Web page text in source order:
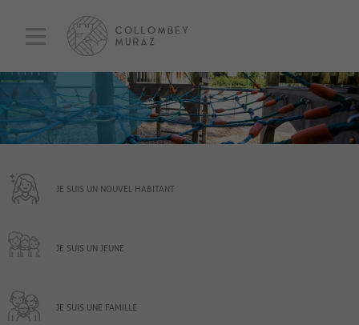
JE SUIS UN NOUVEL HABITANT
JE SUIS UN JEUNE
JE SUIS UNE FAMILLE